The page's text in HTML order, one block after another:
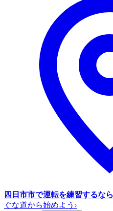
四日市市で運転を練習するなら
ぐな道から始めよう ›